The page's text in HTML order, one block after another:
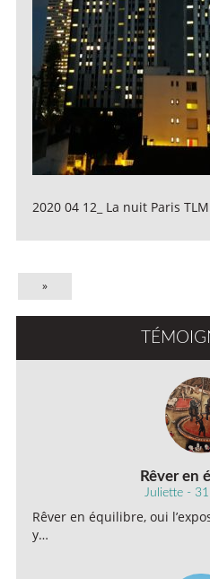
2020 04 12_ La nuit Paris
»
Rêver en
Juliette -
Rêver en équilibre, oui
y…